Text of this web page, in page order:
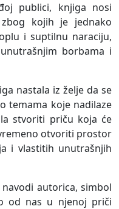
publici, knjiga nosi
kojih je jednako
i suptilnu naraciju,
borbama i
nastala iz želje da se
temama koje nadilaze
stvoriti priču koja će
otvoriti prostor
i vlastitih unutrašnjih
autorica, simbol
od nas u njenoj priči